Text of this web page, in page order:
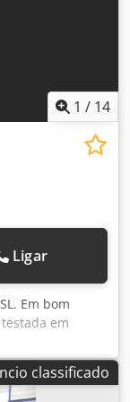
1 / 14
Ligar
Em bom
em
U Rrecek
450 Bomar
classificado